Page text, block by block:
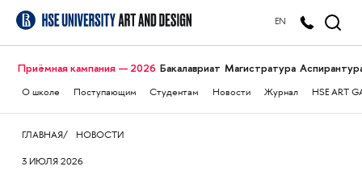
EN
Приёмная кампания — 2026 Бакалавриат Магистратура
О школе Поступающим Студентам Новости Журнал HSE ART
ГЛАВНАЯ НОВОСТИ
3 ИЮЛЯ 2026